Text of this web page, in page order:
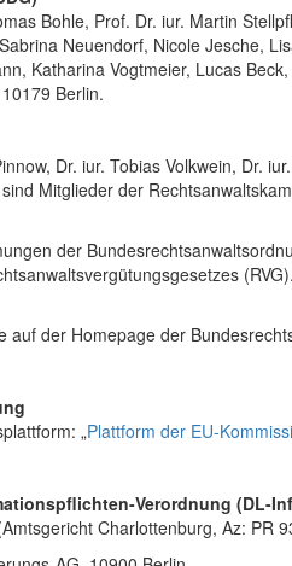
Bohle, Prof. Dr. iur. Martin
Neuendorf, Nicole Jesche,
Katharina Vogtmeier, Lucas
Berlin.
Dr. iur. Tobias Volkwein, Dr.
Mitglieder der
der
der Homepage der
„Plattform der EU-
Verordnung (DL-
Charlottenburg, Az: PR